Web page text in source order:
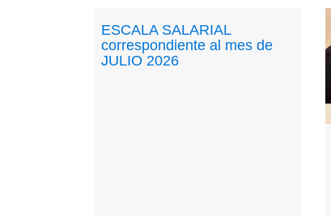
ESCALA SALARIAL
correspondiente al mes de
JULIO 2026